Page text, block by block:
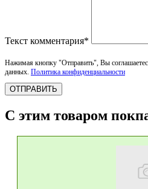
Текст комментария*
Нажимая кнопку "Отправить", Вы
данных. Политика конфиденциальности
ОТПРАВИТЬ
С этим товаром